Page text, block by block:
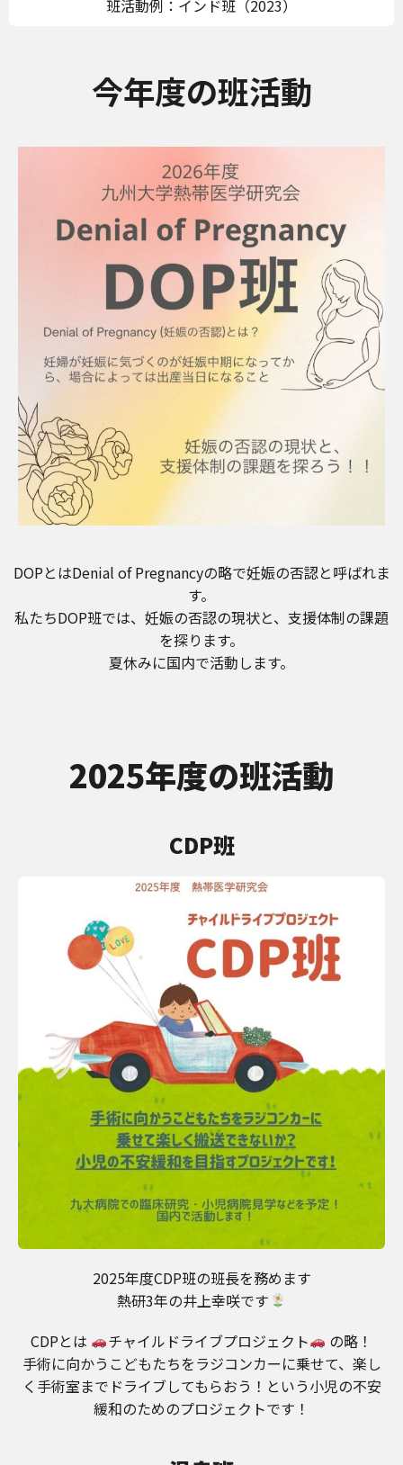
班活動例：インド班（2023）
今年度の班活動
DOPとはDenial of Pregnancyの略で妊娠の否認と呼ばれま
す。
私たちDOP班では、妊娠の否認の現状と、支援体制の課題
を探ります。
夏休みに国内で活動します。
2025年度の班活動
CDP班
2025年度CDP班の班長を務めます
熱研3年の井上幸咲です
CDPとは
チャイルドライブプロジェクト
の略！
手術に向かうこどもたちをラジコンカーに乗せて、楽し
く手術室までドライブしてもらおう！という小児の不安
緩和のためのプロジェクトです！